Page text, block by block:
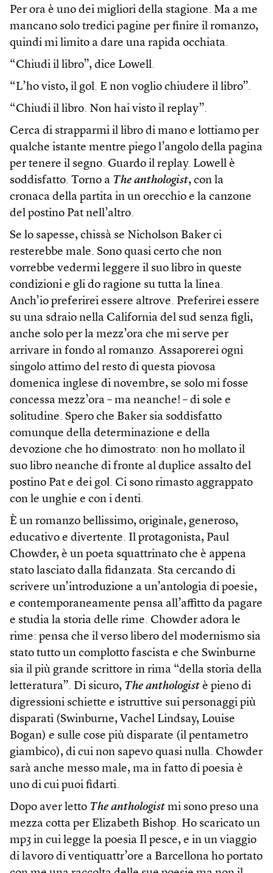
Per ora è uno dei migliori della stagione. Ma a me
mancano solo tredici pagine per finire il romanzo,
quindi mi limito a dare una rapida occhiata.
“Chiudi il libro”, dice Lowell.
“L’ho visto, il gol. E non voglio chiudere il libro”.
“Chiudi il libro. Non hai visto il replay”.
Cerca di strapparmi il libro di mano e lottiamo per
qualche istante mentre piego l’angolo della pagina
per tenere il segno. Guardo il replay. Lowell è
soddisfatto. Torno a The anthologist, con la
cronaca della partita in un orecchio e la canzone
del postino Pat nell’altro.
Se lo sapesse, chissà se Nicholson Baker ci
resterebbe male. Sono quasi certo che non
vorrebbe vedermi leggere il suo libro in queste
condizioni e gli do ragione su tutta la linea.
Anch’io preferirei essere altrove. Preferirei essere
su una sdraio nella California del sud senza figli,
anche solo per la mezz’ora che mi serve per
arrivare in fondo al romanzo. Assaporerei ogni
singolo attimo del resto di questa piovosa
domenica inglese di novembre, se solo mi fosse
concessa mezz’ora – ma neanche! – di sole e
solitudine. Spero che Baker sia soddisfatto
comunque della determinazione e della
devozione che ho dimostrato: non ho mollato il
suo libro neanche di fronte al duplice assalto del
postino Pat e dei gol. Ci sono rimasto aggrappato
con le unghie e con i denti.
È un romanzo bellissimo, originale, generoso,
educativo e divertente. Il protagonista, Paul
Chowder, è un poeta squattrinato che è appena
stato lasciato dalla fidanzata. Sta cercando di
scrivere un’introduzione a un’antologia di poesie,
e contemporaneamente pensa all’affitto da pagare
e studia la storia delle rime. Chowder adora le
rime: pensa che il verso libero del modernismo sia
stato tutto un complotto fascista e che Swinburne
sia il più grande scrittore in rima “della storia della
letteratura”. Di sicuro, The anthologist è pieno di
digressioni schiette e istruttive sui personaggi più
disparati (Swinburne, Vachel Lindsay, Louise
Bogan) e sulle cose più disparate (il pentametro
giambico), di cui non sapevo quasi nulla. Chowder
sarà anche messo male, ma in fatto di poesia è
uno di cui puoi fidarti.
Dopo aver letto The anthologist mi sono preso una
mezza cotta per Elizabeth Bishop. Ho scaricato un
mp3 in cui legge la poesia Il pesce, e in un viaggio
di lavoro di ventiquattr’ore a Barcellona ho portato